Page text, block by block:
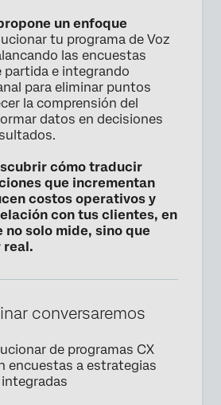
un enfoque
tu programa de Voz
las encuestas
e integrando
para eliminar puntos
la comprensión del
datos en decisiones
cómo traducir
que incrementan
costos operativos y
con tus clientes, en
no solo mide, sino que
real.
conversaremos
de programas CX
encuestas a estrategias